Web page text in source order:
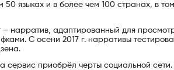
языках и в более чем 100 странах, в
– нарратив, адаптированный для
С осени 2017 г. нарративы
сервис приобрёл черты социальной сети.